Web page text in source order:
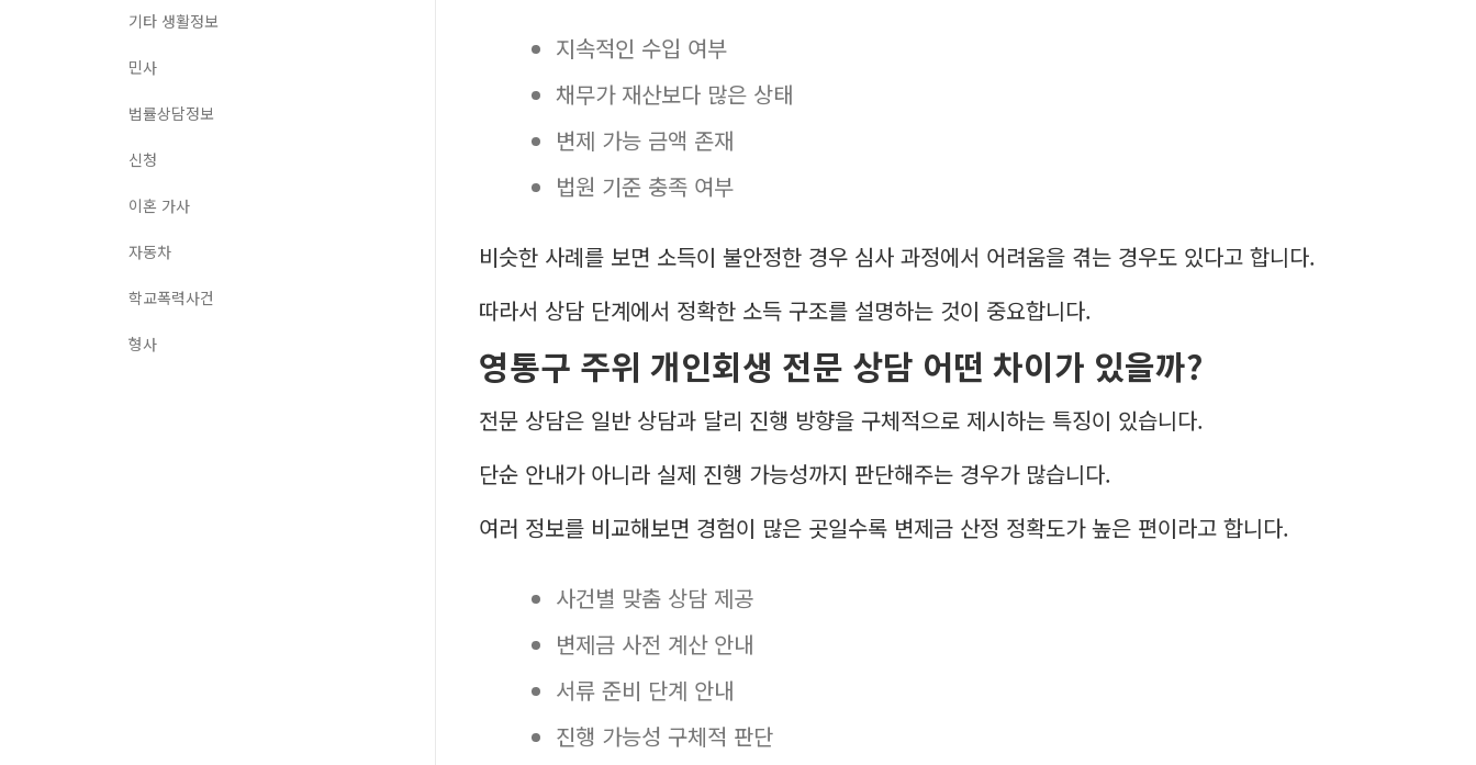
지속적인 수입 여부
채무가 재산보다 많은 상태
변제 가능 금액 존재
법원 기준 충족 여부
비슷한 사례를 보면 소득이 불안정한 경우 심사 과정에서 어려움을 겪는 경우도 있다고 합니다.
따라서 상담 단계에서 정확한 소득 구조를 설명하는 것이 중요합니다.
영통구 주위 개인회생 전문 상담 어떤 차이가 있을까?
전문 상담은 일반 상담과 달리 진행 방향을 구체적으로 제시하는 특징이 있습니다.
단순 안내가 아니라 실제 진행 가능성까지 판단해주는 경우가 많습니다.
여러 정보를 비교해보면 경험이 많은 곳일수록 변제금 산정 정확도가 높은 편이라고 합니다.
사건별 맞춤 상담 제공
변제금 사전 계산 안내
서류 준비 단계 안내
진행 가능성 구체적 판단
기타 생활정보
민사
법률상담정보
신청
이혼 가사
자동차
학교폭력사건
형사